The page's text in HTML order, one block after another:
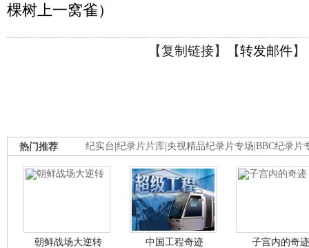
棵树上一窝雀）
【复制链接】【转发邮件】
纪实台 纪录片片库 央视精品纪录片专场 BBC纪录片
热门推荐
朝鲜战场大逆转 中国工程奇迹 子宫内的奇迹